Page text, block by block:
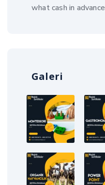
what cash in advance
Galeri